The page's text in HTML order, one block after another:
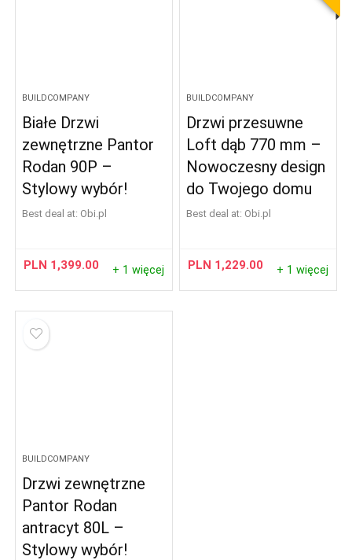
BUILDCOMPANY
Białe Drzwi
zewnętrzne Pantor
Rodan 90P –
Stylowy wybór!
Best deal at: obi.pl
PLN 1,399.00 + 1 więcej
BUILDCOMPANY
Drzwi przesuwne
Loft dąb 770 mm –
Nowoczesny design
do Twojego domu
Best deal at: obi.pl
PLN 1,229.00 + 1 więcej
BUILDCOMPANY
Drzwi zewnętrzne
Pantor Rodan
antracyt 80L –
Stylowy wybór!